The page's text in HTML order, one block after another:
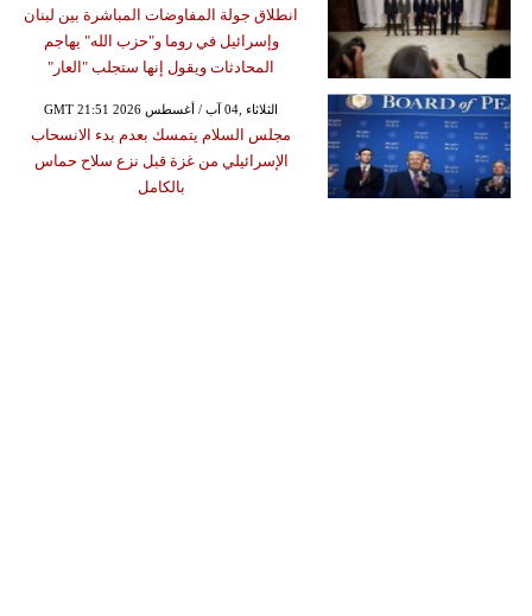
انطلاق جولة المفاوضات المباشرة بين لبنان
وإسرائيل في روما و"حزب الله" يهاجم
المحادثات ويقول إنها ستجلب "العار"
GMT 21:51 2026 الثلاثاء ,04 آب / أغسطس
مجلس السلام يتمسك بعدم بدء الانسحاب
الإسرائيلي من غزة قبل نزع سلاح حماس
بالكامل